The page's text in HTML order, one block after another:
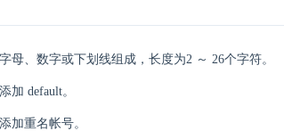
母、数字或下划线组成，长度为2 ～ 26个字符。
加 default。
加重名帐号。